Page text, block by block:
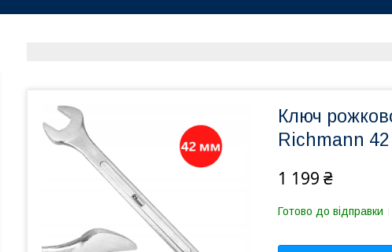
Ключ
Richmann
1 199 ₴
Готово до відправки